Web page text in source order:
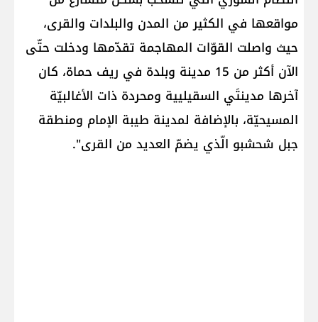
مواقعها في الكثير من المدن والبلدات والقرى،
حيث واصلت القوّات المهاجمة تقدّمها ودخلت حتّى
الآن أكثر من 15 مدينة وبلدة في ريف حماة، كان
آخرها مدينتَي السقيليية ومحردة ذات الأغالبيّة
المسيحيّة، بالإضافة لمدينة طيبة الإمام ومنطقة
جبل شحشبو الّذي يضمّ العديد من القرى".